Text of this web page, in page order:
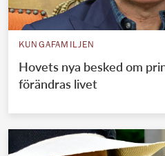
KUNGAFAMILJEN
Hovets nya besked om
förändras livet